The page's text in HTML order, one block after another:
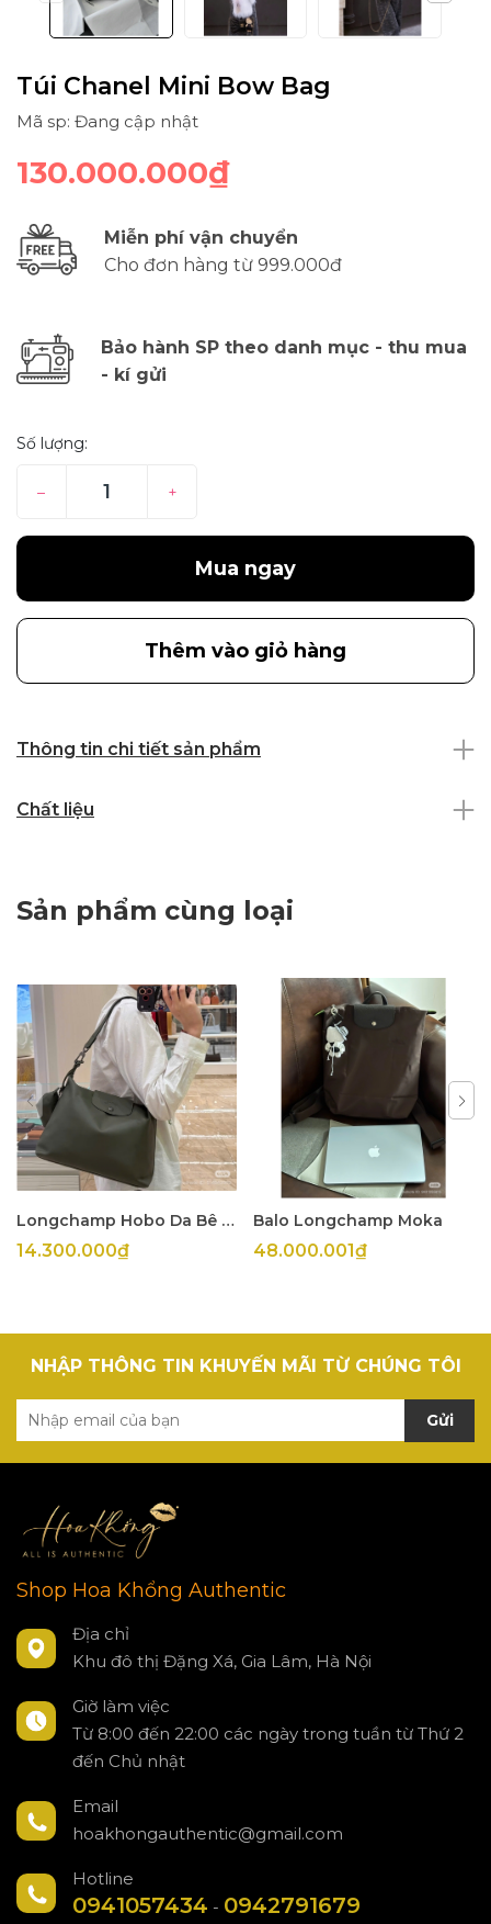
Túi Chanel Mini Bow Bag
Mã sp: Đang cập nhật
130.000.000₫
Miễn phí vận chuyển
Cho đơn hàng từ 999.000đ
Bảo hành SP theo danh mục - thu mua
- kí gửi
Số lượng:
– +
Mua ngay
Thêm vào giỏ hàng
Thông tin chi tiết sản phẩm
Chất liệu
Sản phẩm cùng loại
Longchamp Hobo Da Bê Olive
14.300.000₫
Balo Longchamp Moka
48.000.001₫
NHẬP THÔNG TIN KHUYẾN MÃI TỪ CHÚNG TÔI
Gửi
Shop Hoa Khổng Authentic
Địa chỉ
Khu đô thị Đặng Xá, Gia Lâm, Hà Nội
Giờ làm việc
Từ 8:00 đến 22:00 các ngày trong tuần từ Thứ 2
đến Chủ nhật
Email
hoakhongauthentic@gmail.com
Hotline
0941057434 - 0942791679